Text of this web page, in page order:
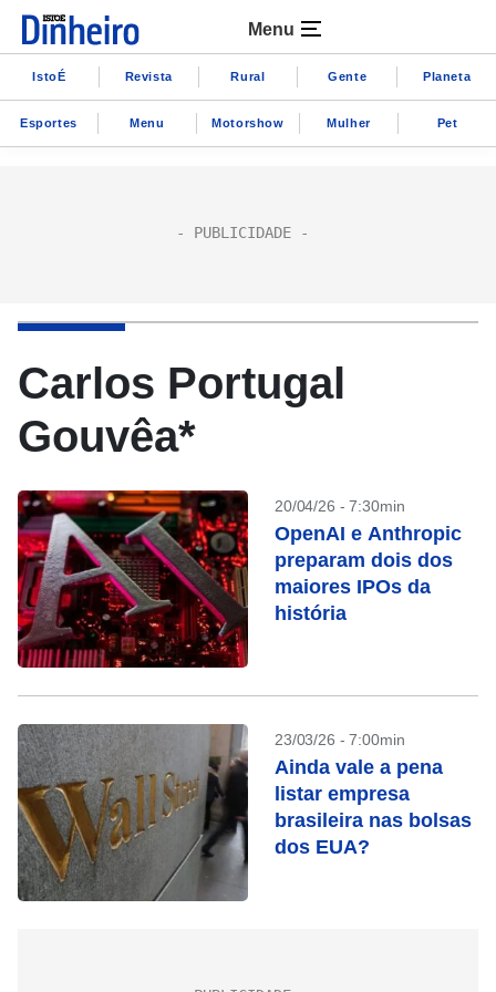
Menu
IstoÉ Revista Rural Gente Planeta
Esportes Menu Motorshow Mulher Pet
Carlos Portugal
Gouvêa*
20/04/26 - 7:30min
OpenAI e Anthropic
preparam dois dos
maiores IPOs da
história
23/03/26 - 7:00min
Ainda vale a pena
listar empresa
brasileira nas bolsas
dos EUA?